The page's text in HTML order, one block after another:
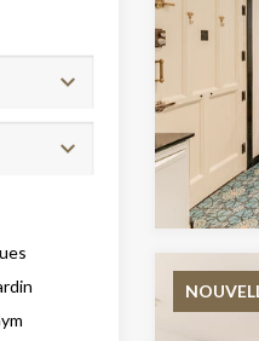
Ces
site